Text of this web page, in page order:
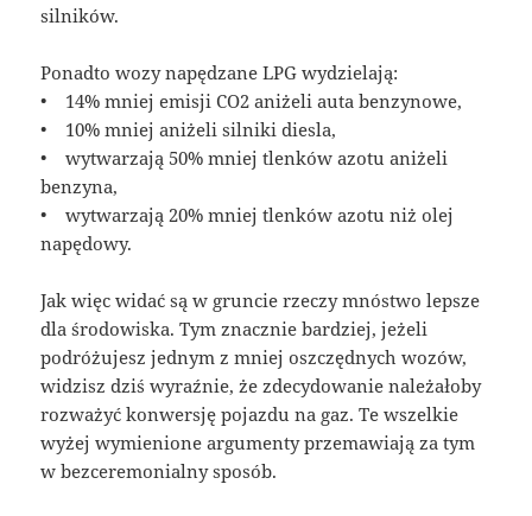
silników.
Ponadto wozy napędzane LPG wydzielają:
• 14% mniej emisji CO2 aniżeli auta benzynowe,
• 10% mniej aniżeli silniki diesla,
• wytwarzają 50% mniej tlenków azotu aniżeli
benzyna,
• wytwarzają 20% mniej tlenków azotu niż olej
napędowy.
Jak więc widać są w gruncie rzeczy mnóstwo lepsze
dla środowiska. Tym znacznie bardziej, jeżeli
podróżujesz jednym z mniej oszczędnych wozów,
widzisz dziś wyraźnie, że zdecydowanie należałoby
rozważyć konwersję pojazdu na gaz. Te wszelkie
wyżej wymienione argumenty przemawiają za tym
w bezceremonialny sposób.